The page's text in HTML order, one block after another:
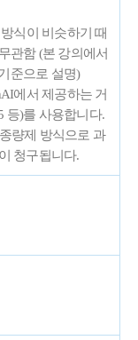
식이 비슷하기 때
관함 (본 강의에서
준으로 설명)
에서 제공하는 거
등)를 사용합니다.
량제 방식으로 과
청구됩니다.